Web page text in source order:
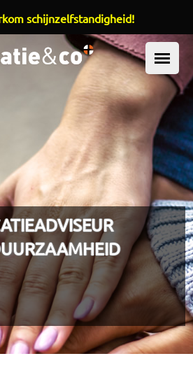
inhoud gaan
schijnzelfstandigheid!